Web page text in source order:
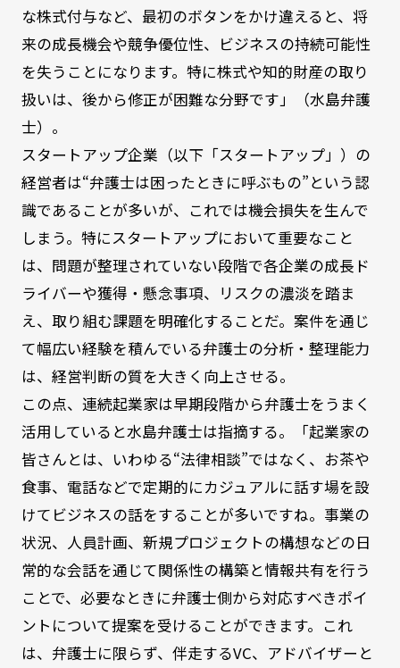
な株式付与など、最初のボタンをかけ違えると、将
来の成長機会や競争優位性、ビジネスの持続可能性
を失うことになります。特に株式や知的財産の取り
扱いは、後から修正が困難な分野です」（水島弁護
士）。
スタートアップ企業（以下「スタートアップ」）の
経営者は“弁護士は困ったときに呼ぶもの”という認
識であることが多いが、これでは機会損失を生んで
しまう。特にスタートアップにおいて重要なこと
は、問題が整理されていない段階で各企業の成長ド
ライバーや獲得・懸念事項、リスクの濃淡を踏ま
え、取り組む課題を明確化することだ。案件を通じ
て幅広い経験を積んでいる弁護士の分析・整理能力
は、経営判断の質を大きく向上させる。
この点、連続起業家は早期段階から弁護士をうまく
活用していると水島弁護士は指摘する。「起業家の
皆さんとは、いわゆる“法律相談”ではなく、お茶や
食事、電話などで定期的にカジュアルに話す場を設
けてビジネスの話をすることが多いですね。事業の
状況、人員計画、新規プロジェクトの構想などの日
常的な会話を通じて関係性の構築と情報共有を行う
ことで、必要なときに弁護士側から対応すべきポイ
ントについて提案を受けることができます。これ
は、弁護士に限らず、伴走するVC、アドバイザーと